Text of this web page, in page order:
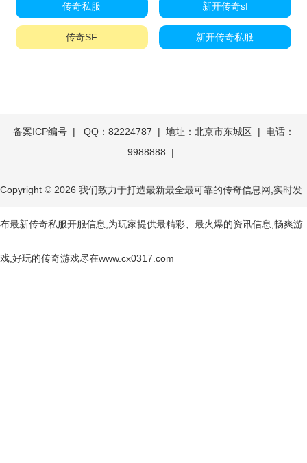
传奇私服 新开传奇sf
传奇SF 新开传奇私服
备案ICP编号| QQ：82224787 | 地址：北京市东城区 | 电话：
9988888 |
Copyright © 2026 我们致力于打造最新最全最可靠的传奇信息网,实时发
布最新传奇私服开服信息,为玩家提供最精彩、最火爆的资讯信息,畅爽游
戏,好玩的传奇游戏尽在www.cx0317.com